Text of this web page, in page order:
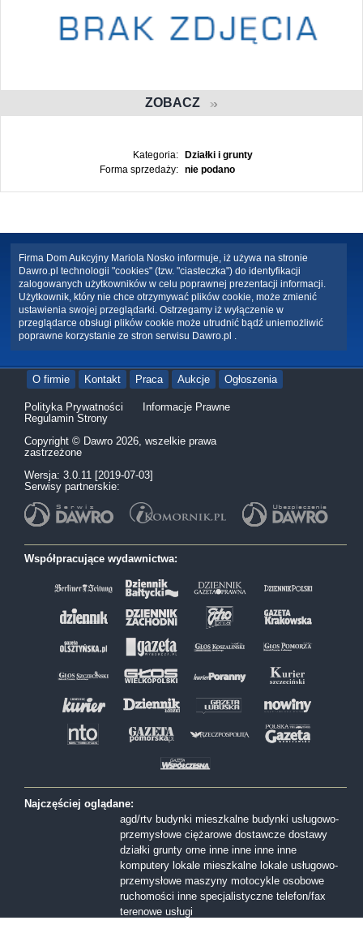
ZOBACZ
Kategoria:
Działki i grunty
Forma sprzedaży:
nie podano
Firma Dom Aukcyjny Mariola Nosko informuje, iż używa na stronie
Dawro.pl technologii "cookies" (tzw. "ciasteczka") do identyfikacji
zalogowanych użytkowników w celu poprawnej prezentacji informacji.
Użytkownik, który nie chce otrzymywać plików cookie, może zmienić
ustawienia swojej przeglądarki. Ostrzegamy iż wyłączenie w
przeglądarce obsługi plików cookie może utrudnić bądź uniemożliwić
poprawne korzystanie ze stron serwisu Dawro.pl .
O firmie Kontakt Praca Aukcje Ogłoszenia
Polityka Prywatności
Informacje Prawne
Regulamin Strony
Copyright © Dawro 2026, wszelkie prawa
zastrzeżone
Wersja: 3.0.11 [2019-07-03]
Serwisy partnerskie:
Współpracujące wydawnictwa:
Najczęściej oglądane:
agd/rtv budynki mieszkalne budynki usługowo-
przemysłowe ciężarowe dostawcze dostawy
działki grunty orne inne inne inne inne
komputery lokale mieszkalne lokale usługowo-
przemysłowe maszyny motocykle osobowe
ruchomości inne specjalistyczne telefon/fax
terenowe usługi